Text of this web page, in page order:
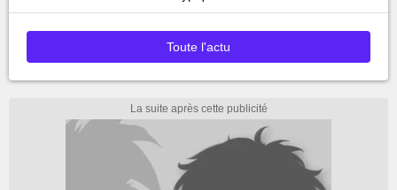
Toute l'actu